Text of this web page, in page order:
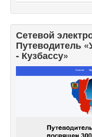
Сетевой
Путеводитель
- Кузбассу»